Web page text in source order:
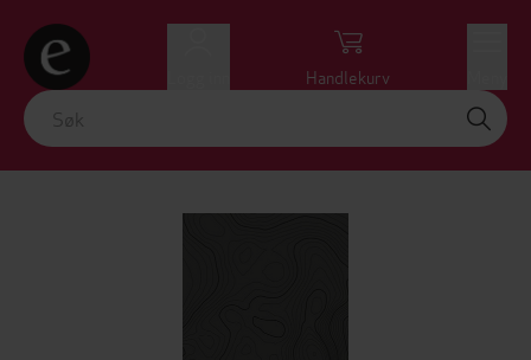
Handlekurv